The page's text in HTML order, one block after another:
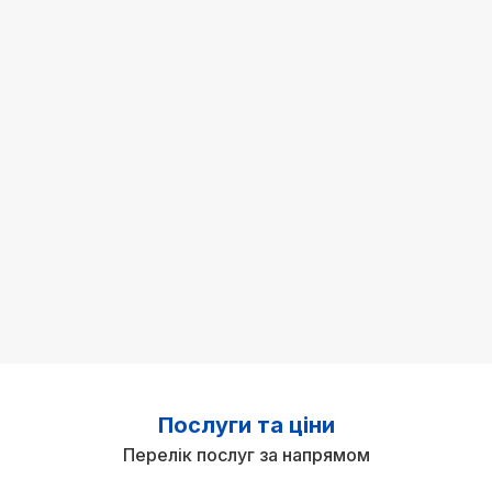
Послуги та ціни
Перелік послуг за напрямом